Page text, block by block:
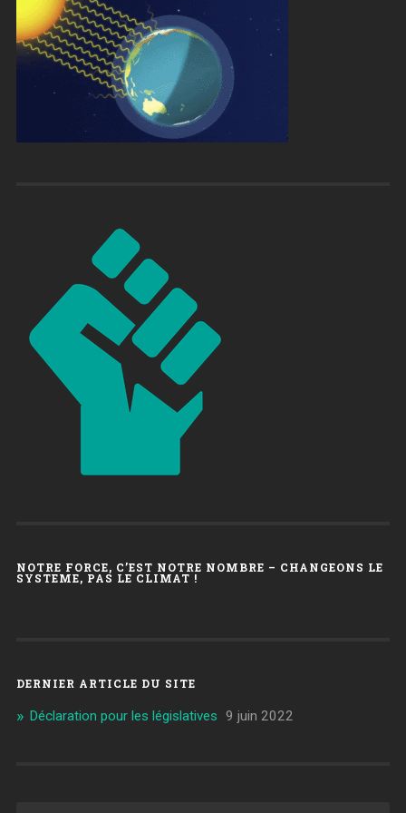
NOTRE FORCE, C’EST NOTRE NOMBRE – CHANGEONS LE
SYSTEME, PAS LE CLIMAT !
DERNIER ARTICLE DU SITE
Déclaration pour les législatives 9 juin 2022